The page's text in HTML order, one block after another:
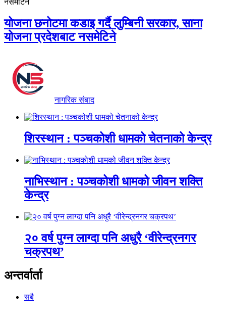
योजना छनोटमा कडाइ गर्दै लुम्बिनी सरकार, साना
योजना प्रदेशबाट नसमेटिने
नागरिक संबाद
शिरस्थान : पञ्चकोशी धामको चेतनाको केन्द्र
नाभिस्थान : पञ्चकोशी धामको जीवन शक्ति
केन्द्र
२० वर्ष पुग्न लाग्दा पनि अधुरै ‘वीरेन्द्रनगर
चक्रपथ’
अन्तर्वार्ता
सबै